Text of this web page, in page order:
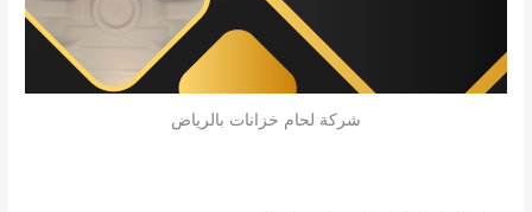
شركة لحام خزانات بالرياض